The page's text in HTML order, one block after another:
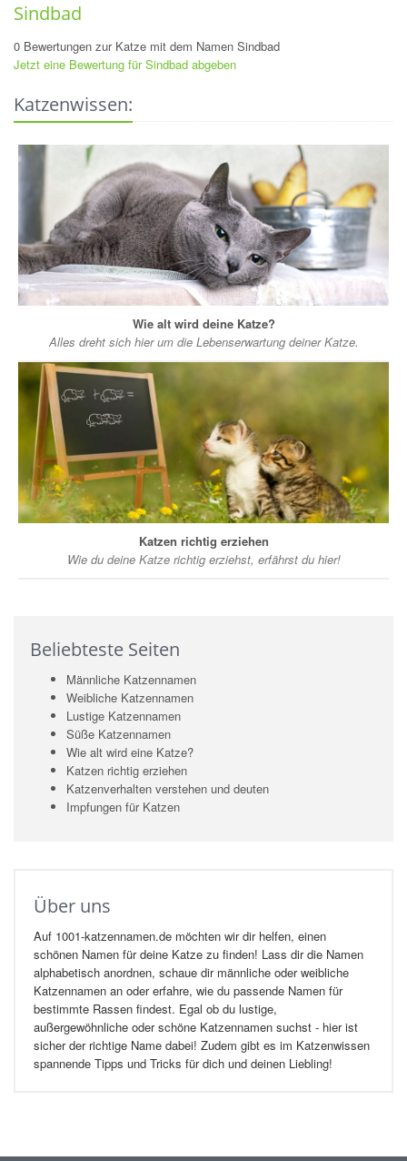
Sindbad
0 Bewertungen zur Katze mit dem Namen Sindbad
Jetzt eine Bewertung für Sindbad abgeben
Katzenwissen:
Wie alt wird deine Katze?
Alles dreht sich hier um die Lebenserwartung deiner Katze.
Katzen richtig erziehen
Wie du deine Katze richtig erziehst, erfährst du hier!
Beliebteste Seiten
Männliche Katzennamen
Weibliche Katzennamen
Lustige Katzennamen
Süße Katzennamen
Wie alt wird eine Katze?
Katzen richtig erziehen
Katzenverhalten verstehen und deuten
Impfungen für Katzen
Über uns
Auf 1001-katzennamen.de möchten wir dir helfen, einen
schönen Namen für deine Katze zu finden! Lass dir die Namen
alphabetisch anordnen, schaue dir männliche oder weibliche
Katzennamen an oder erfahre, wie du passende Namen für
bestimmte Rassen findest. Egal ob du lustige,
außergewöhnliche oder schöne Katzennamen suchst - hier ist
sicher der richtige Name dabei! Zudem gibt es im Katzenwissen
spannende Tipps und Tricks für dich und deinen Liebling!